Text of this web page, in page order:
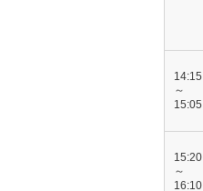
14:15
～
15:05
15:20
～
16:10